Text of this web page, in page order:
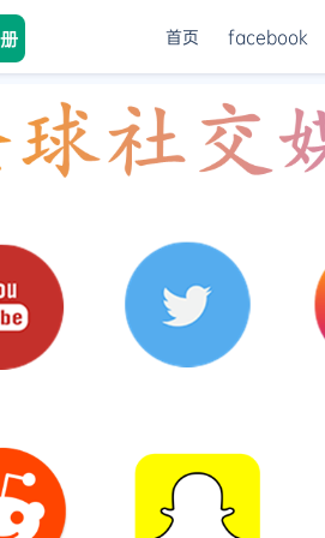
首页 facebook